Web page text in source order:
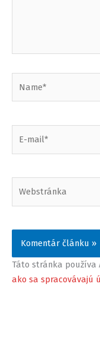
Táto stránka používa
ako sa spracovávajú